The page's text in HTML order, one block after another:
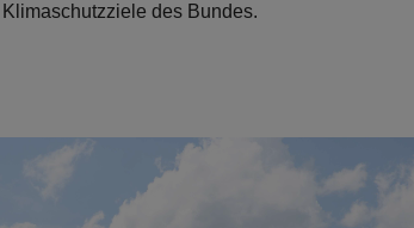
des Bundes.